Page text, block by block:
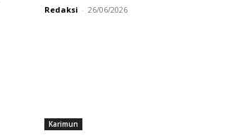
Redaksi - 26/06/2026
Karimun